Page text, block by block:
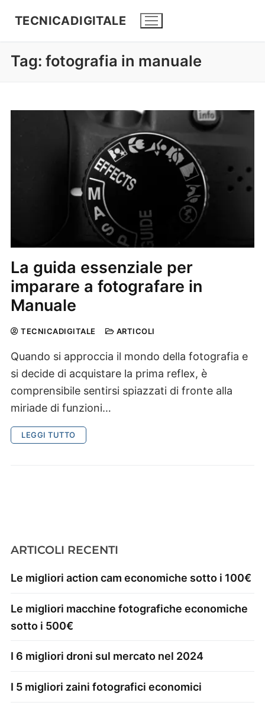
TECNICADIGITALE
Tag: fotografia in manuale
La guida essenziale per
imparare a fotografare in
Manuale
TECNICADIGITALE ARTICOLI
Quando si approccia il mondo della fotografia e
si decide di acquistare la prima reflex, è
comprensibile sentirsi spiazzati di fronte alla
miriade di funzioni…
LEGGI TUTTO
ARTICOLI RECENTI
Le migliori action cam economiche sotto i 100€
Le migliori macchine fotografiche economiche
sotto i 500€
I 6 migliori droni sul mercato nel 2024
I 5 migliori zaini fotografici economici